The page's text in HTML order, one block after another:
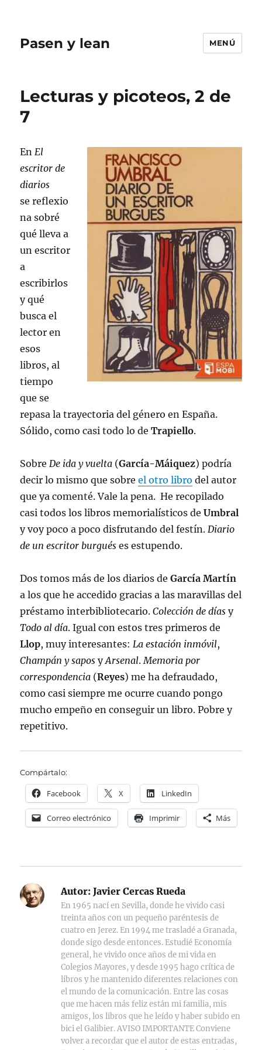
Pasen y lean MENÚ
Lecturas y picoteos, 2 de
7
EnEl
escritor de
diarios
se reflexio
na sobré
qué lleva a
un escritor
a
escribirlos
y qué
busca el
lector en
esos
libros, al
tiempo
que se
repasa la trayectoria del género en España.
Sólido, como casi todo lo deTrapiello.
SobreDe ida y vuelta (García-Máiquez) podría
decir lo mismo que sobreel otro libro del autor
que ya comenté. Vale la pena. He recopilado
casi todos los libros memorialísticos deUmbral
y voy poco a poco disfrutando del festín.Diario
de un escritor burgués es estupendo.
Dos tomos más de los diarios deGarcía Martín
a los que he accedido gracias a las maravillas del
préstamo interbibliotecario.Colección de días y
Todo al día. Igual con estos tres primeros de
Llop, muy interesantes:La estación inmóvil,
Champán y sapos yArsenal.Memoria por
correspondencia (Reyes) me ha defraudado,
como casi siempre me ocurre cuando pongo
mucho empeño en conseguir un libro. Pobre y
repetitivo.
Compártalo:
Facebook X LinkedIn
Correo electrónico Imprimir Más
Autor: Javier Cercas Rueda
En 1965 nací en Sevilla, donde he vivido casi
treinta años con un pequeño paréntesis de
cuatro en Jerez. En 1994 me trasladé a Granada,
donde sigo desde entonces. Estudié Economía
general, he vivido once años de mi vida en
Colegios Mayores, y desde 1995 hago crítica de
libros y he mantenido diferentes relaciones con
el mundo de la comunicación. Entre las cosas
que me hacen más feliz están mi familia, mis
amigos, los libros que he leído y haber subido en
bici el Galibier. AVISO IMPORTANTE Conviene
volver a recordar que el autor de estas entradas,